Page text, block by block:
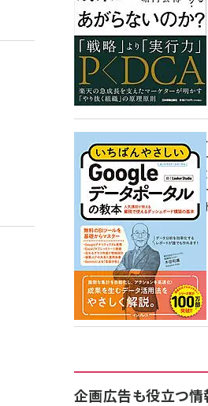
8月7日 10:00
無料BIツール
いGoogleデ
人気講師が
ダッシュボー
様にプレゼン
7月31日 10:00
企画広告も役立つ情